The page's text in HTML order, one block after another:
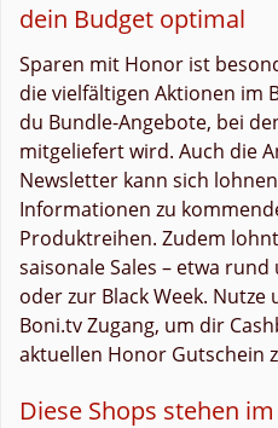
dein Budget optimal
Sparen mit Honor ist
die vielfältigen Aktionen im
du Bundle-Angebote, bei
mitgeliefert wird. Auch die
Newsletter kann sich
Informationen zu
Produktreihen. Zudem
saisonale Sales – etwa
oder zur Black Week.
Boni.tv Zugang, um dir
aktuellen Honor Gutschein
Diese Shops stehen